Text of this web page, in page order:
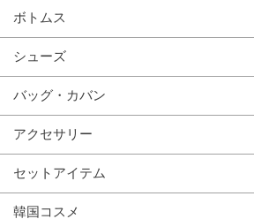
ボトムス
シューズ
バッグ・カバン
アクセサリー
セットアイテム
韓国コスメ